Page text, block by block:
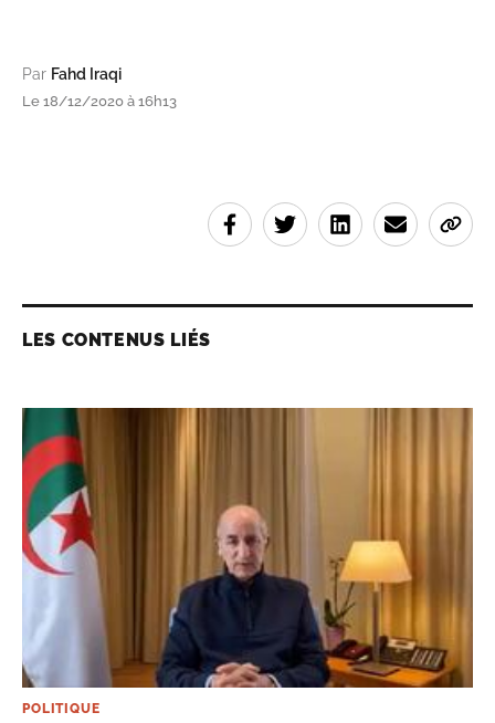
Par Fahd Iraqi
Le 18/12/2020 à 16h13
LES CONTENUS LIÉS
POLITIQUE